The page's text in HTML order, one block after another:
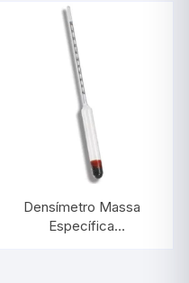
INCOTERM 5582
Densímetro Massa
Específica